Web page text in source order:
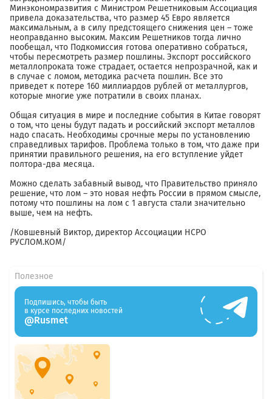
Минэкономразвития с Министром Решетниковым Ассоциация
привела доказательства, что размер 45 Евро является
максимальным, а в силу предстоящего снижения цен – тоже
неоправданно высоким. Максим Решетников тогда лично
пообещал, что Подкомиссия готова оперативно собраться,
чтобы пересмотреть размер пошлины. Экспорт российского
металлопроката тоже страдает, остается непрозрачной, как и
в случае с ломом, методика расчета пошлин. Все это
приведет к потере 160 миллиардов рублей от металлургов,
которые многие уже потратили в своих планах.
Общая ситуация в мире и последние события в Китае говорят
о том, что цены будут падать и российский экспорт металлов
надо спасать. Необходимы срочные меры по установлению
справедливых тарифов. Проблема только в том, что даже при
принятии правильного решения, на его вступление уйдет
полтора-два месяца.
Можно сделать забавный вывод, что Правительство приняло
решение, что лом – это новая нефть России в прямом смысле,
потому что пошлины на лом с 1 августа стали значительно
выше, чем на нефть.
/Ковшевный Виктор, директор Ассоциации НСРО
РУСЛОМ.КОМ/
Полезное
Подпишись, чтобы быть
в курсе последних новостей
@Rusmet